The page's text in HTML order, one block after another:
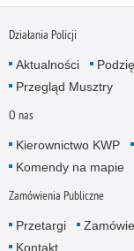
Działania Policji
Aktualności
Przegląd Musztry
O nas
Kierownictwo KWP
Komendy na mapie
Zamówienia Publiczne
Przetargi
Kontakt